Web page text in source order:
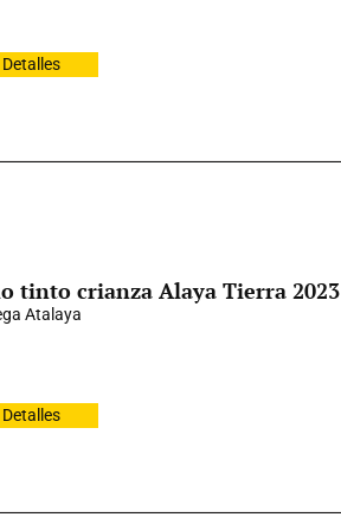
Detalles
tinto crianza Alaya Tierra 2023
Atalaya
Detalles